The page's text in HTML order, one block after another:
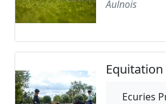
Aulnois
Equitation
Ecuries